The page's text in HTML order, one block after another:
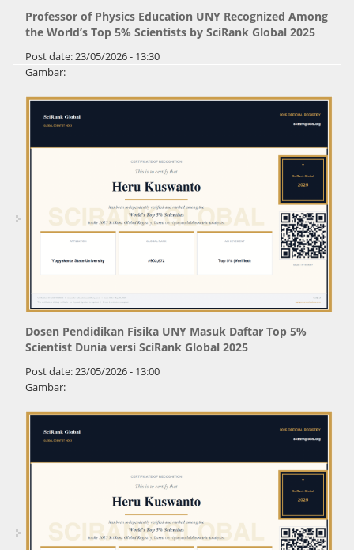
Professor of Physics Education UNY Recognized Among
the World’s Top 5% Scientists by SciRank Global 2025
Post date:23/05/2026 - 13:30
Gambar:
Dosen Pendidikan Fisika UNY Masuk Daftar Top 5%
Scientist Dunia versi SciRank Global 2025
Post date:23/05/2026 - 13:00
Gambar: